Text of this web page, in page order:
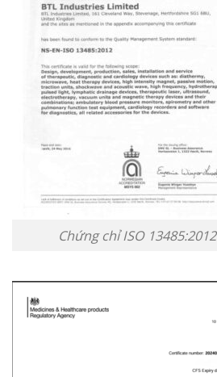
Chứng chỉ ISO 13485:2012